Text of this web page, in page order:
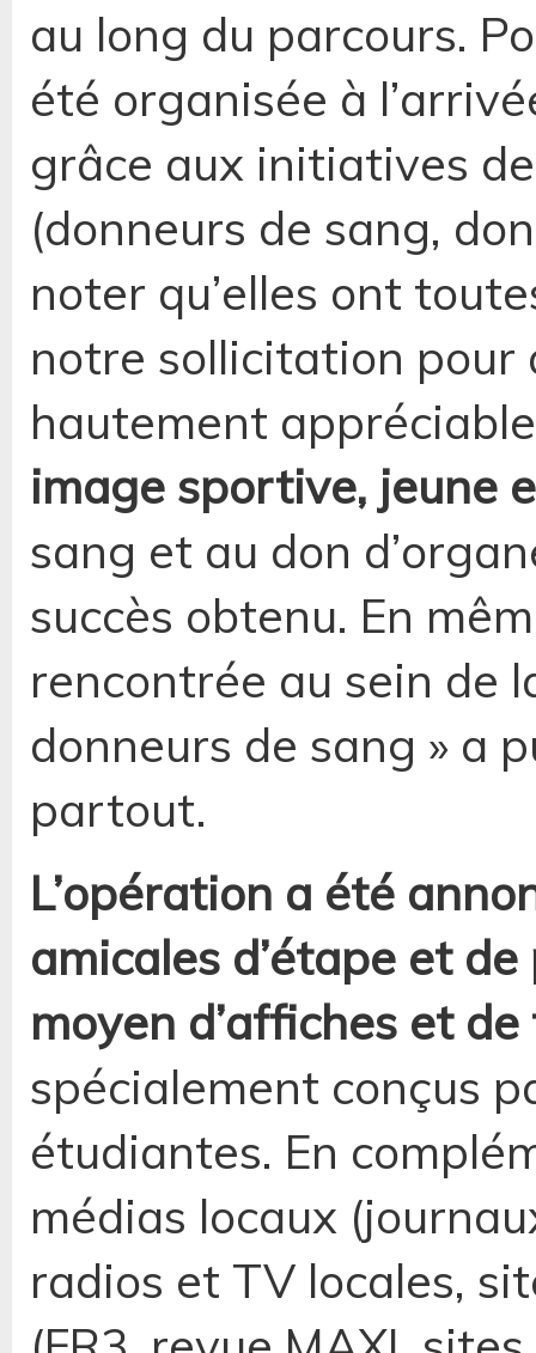
au long du parcours.
été organisée à
grâce aux initiatives
(donneurs de sang,
noter qu’elles ont
notre sollicitation
hautement
image sportive, jeune
sang et au don
succès obtenu. En
rencontrée au sein de
donneurs de sang » a
partout.
L’opération a été
amicales d’étape et
moyen d’affiches et
spécialement conçus
étudiantes. En
médias locaux
radios et TV locales,